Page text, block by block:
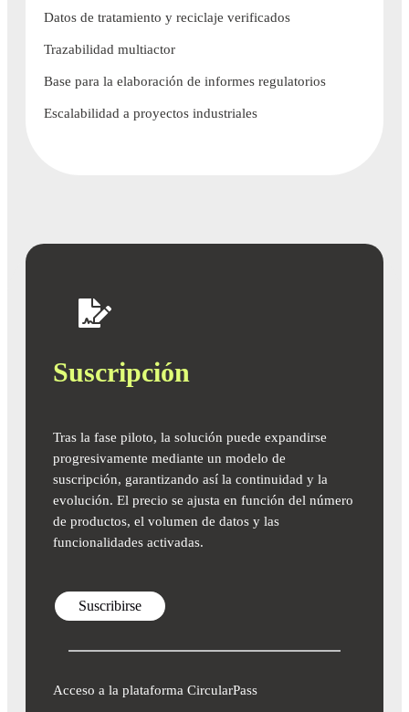
Datos de tratamiento y reciclaje verificados
Trazabilidad multiactor
Base para la elaboración de informes regulatorios
Escalabilidad a proyectos industriales
Suscripción
Tras la fase piloto, la solución puede expandirse
progresivamente mediante un modelo de
suscripción, garantizando así la continuidad y la
evolución. El precio se ajusta en función del número
de productos, el volumen de datos y las
funcionalidades activadas.
Suscribirse
Acceso a la plataforma CircularPass